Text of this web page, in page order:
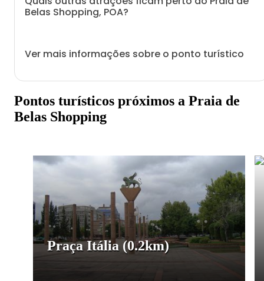
Belas Shopping, POA?
Ver mais informações sobre o ponto turístico
Pontos turísticos próximos a Praia de
Belas Shopping
Praça Itália (0.2km)